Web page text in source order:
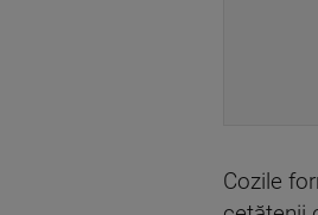
Cozile